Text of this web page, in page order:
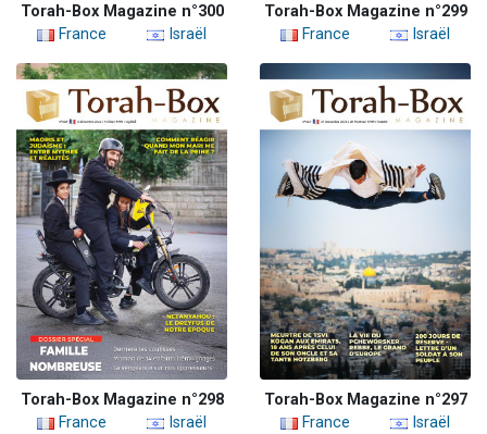
Torah-Box Magazine n°300
France
Israël
Torah-Box Magazine n°299
France
Israël
Torah-Box Magazine n°298
France
Israël
Torah-Box Magazine n°297
France
Israël